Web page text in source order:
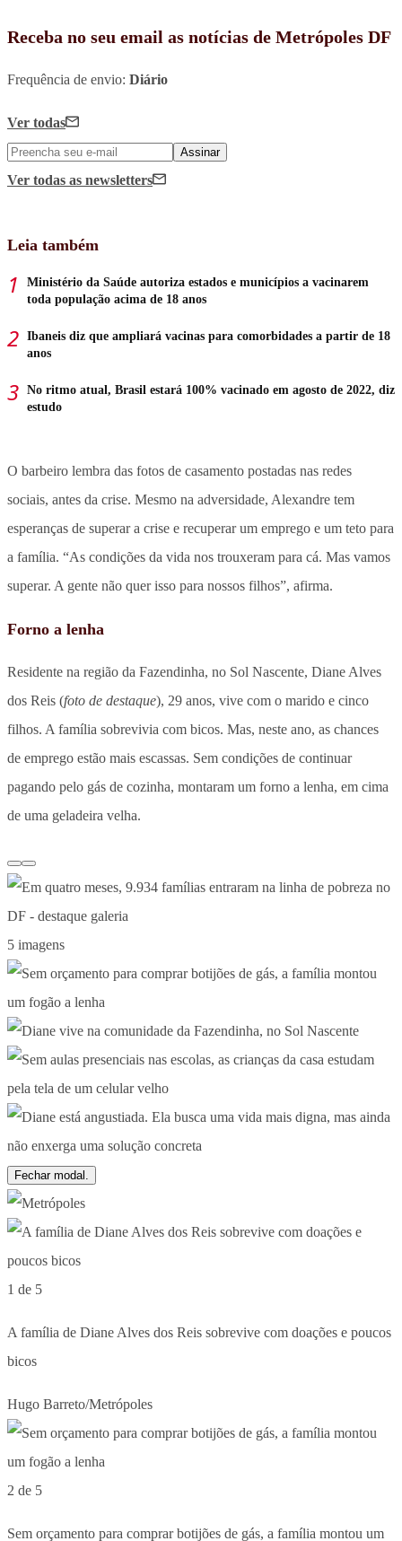
Receba no seu email as notícias de Metrópoles DF
Frequência de envio: Diário
Ver todas
Assinar
Ver todas as newsletters
Leia também
Ministério da Saúde autoriza estados e municípios a vacinarem
toda população acima de 18 anos
Ibaneis diz que ampliará vacinas para comorbidades a partir de 18
anos
No ritmo atual, Brasil estará 100% vacinado em agosto de 2022, diz
estudo
O barbeiro lembra das fotos de casamento postadas nas redes
sociais, antes da crise. Mesmo na adversidade, Alexandre tem
esperanças de superar a crise e recuperar um emprego e um teto para
a família. “As condições da vida nos trouxeram para cá. Mas vamos
superar. A gente não quer isso para nossos filhos”, afirma.
Forno a lenha
Residente na região da Fazendinha, no Sol Nascente, Diane Alves
dos Reis (foto de destaque), 29 anos, vive com o marido e cinco
filhos. A família sobrevivia com bicos. Mas, neste ano, as chances
de emprego estão mais escassas. Sem condições de continuar
pagando pelo gás de cozinha, montaram um forno a lenha, em cima
de uma geladeira velha.
5 imagens
Fechar modal.
1 de 5
A família de Diane Alves dos Reis sobrevive com doações e poucos
bicos
Hugo Barreto/Metrópoles
2 de 5
Sem orçamento para comprar botijões de gás, a família montou um